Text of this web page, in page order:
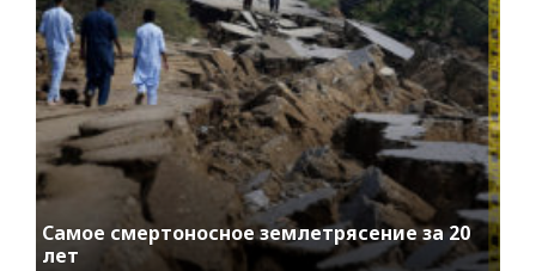
Самое смертоносное землетрясение за 20
лет